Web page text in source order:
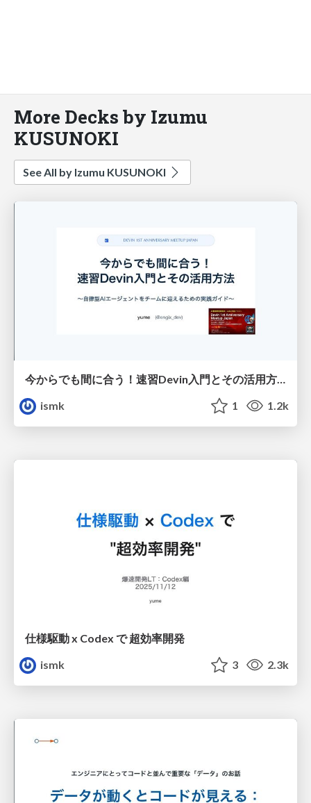
More Decks by Izumu
KUSUNOKI
See All by Izumu KUSUNOKI
今からでも間に合う！速習Devin入門とその活用方法
ismk
1 1.2k
仕様駆動 x Codex で 超効率開発
ismk
3 2.3k